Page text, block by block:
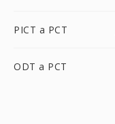
PICT a PCT
ODT a PCT